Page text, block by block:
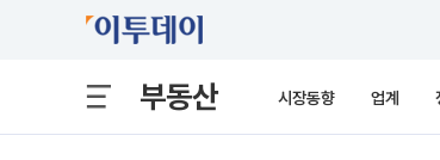
부동산 시장동향 업계